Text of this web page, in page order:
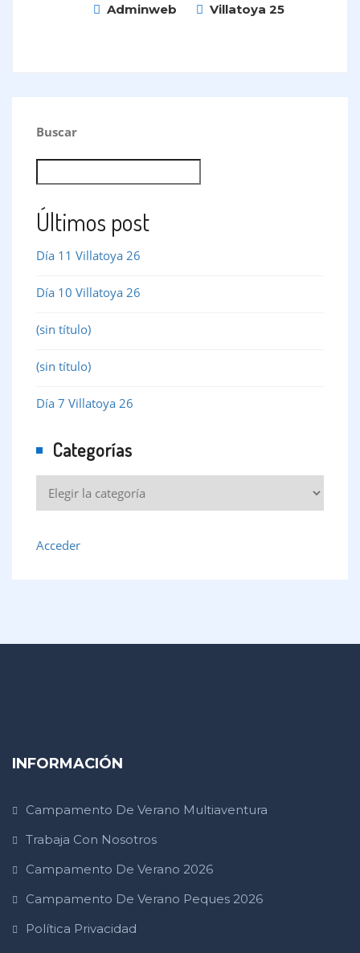
Adminweb Villatoya 25
Buscar
Últimos post
Día 11 Villatoya 26
Día 10 Villatoya 26
(sin título)
(sin título)
Día 7 Villatoya 26
Categorías
Acceder
INFORMACIÓN
Campamento De Verano Multiaventura
Trabaja Con Nosotros
Campamento De Verano 2026
Campamento De Verano Peques 2026
Política Privacidad